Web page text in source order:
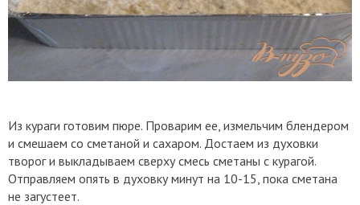
Из кураги готовим пюре. Проварим ее, измельчим блендером
и смешаем со сметаной и сахаром. Достаем из духовки
творог и выкладываем сверху смесь сметаны с курагой.
Отправляем опять в духовку минут на 10-15, пока сметана
не загустеет.